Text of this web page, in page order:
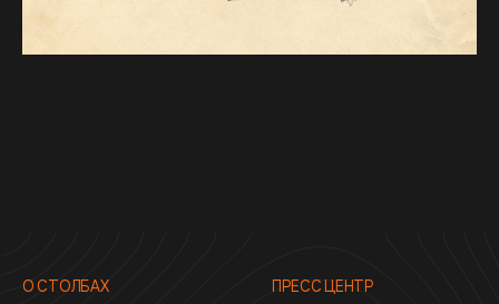
О СТОЛБАХ
ПРЕСС ЦЕНТР